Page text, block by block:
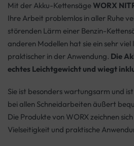
Mit der Akku-Kettensäge WORX
Ihre Arbeit problemlos in aller Ruhe
störenden Lärm einer Benzin-
anderen Modellen hat sie ein sehr
praktischer in der Anwendung. Die
echtes Leichtgewicht und wiegt
Sie ist besonders wartungsarm und
bei allen Schneidarbeiten äußert
Die Produkte von WORX zeichnen
Vielseitigkeit und praktische